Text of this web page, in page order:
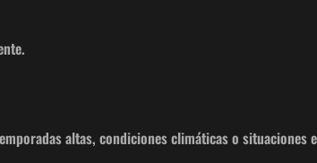
altas, condiciones climáticas o